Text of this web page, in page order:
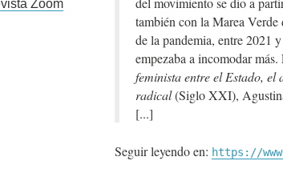
Zoom
también con la Marea
de la pandemia, entre 2021
empezaba a incomodar más.
feminista entre el Estado,
radical(Siglo XXI),
Seguir leyendo en: https://